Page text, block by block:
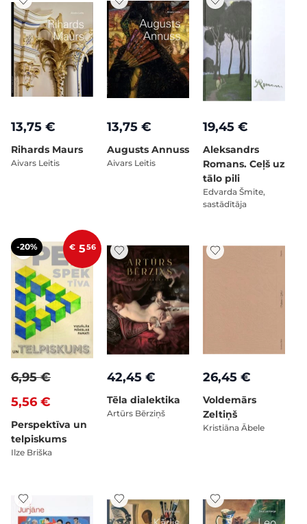
13,75 €
Rihards Maurs
Aivars Leitis
13,75 €
Augusts Annuss
Aivars Leitis
19,45 €
Aleksandrs
Romans. Ceļš uz
tālo pili
Edvarda Šmite,
sastādītāja
-20% € 556
5,56 €
6,95 €
Perspektīva un
telpiskums
Ilze Briška
42,45 €
Tēla dialektika
Artūrs Bērziņš
26,45 €
Voldemārs
Zeltiņš
Kristiāna Ābele